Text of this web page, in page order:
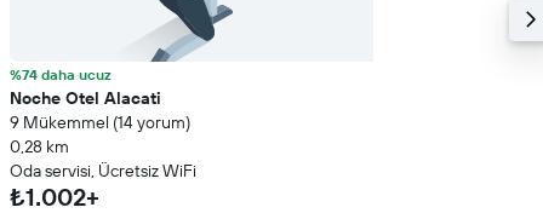
%74 daha ucuz
Noche Otel Alacati
9 Mükemmel (14 yorum)
0,28 km
Oda servisi, Ücretsiz WiFi
₺1.002+